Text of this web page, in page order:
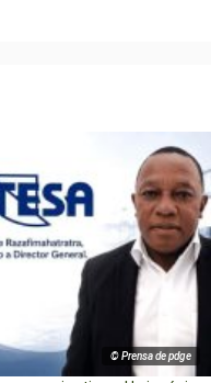
© Prensa de pdge